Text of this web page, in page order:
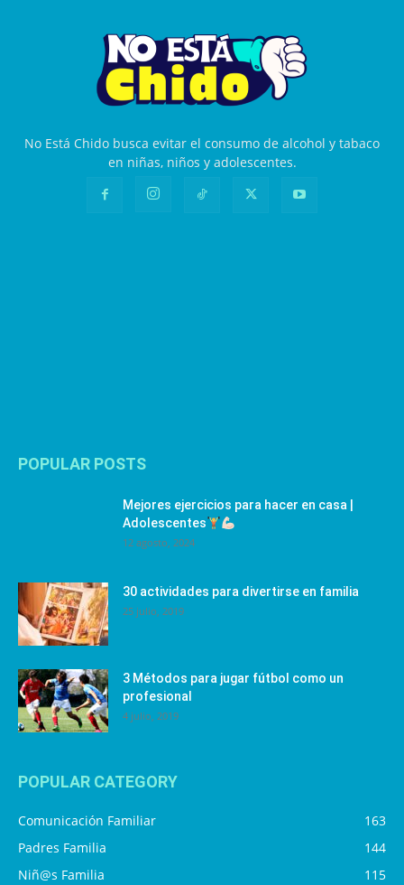
No Está Chido busca evitar el consumo de alcohol y tabaco
en niñas, niños y adolescentes.
POPULAR POSTS
Mejores ejercicios para hacer en casa |
Adolescentes
12 agosto, 2024
30 actividades para divertirse en familia
25 julio, 2019
3 Métodos para jugar fútbol como un
profesional
4 julio, 2019
POPULAR CATEGORY
Comunicación Familiar
163
Padres Familia
144
Niñ@s Familia
115